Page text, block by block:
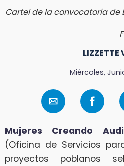
Cartel de la convocatoria de
LIZZETTE
Miércoles,
Mujeres Creando
(Oficina de Servicios
proyectos poblanos